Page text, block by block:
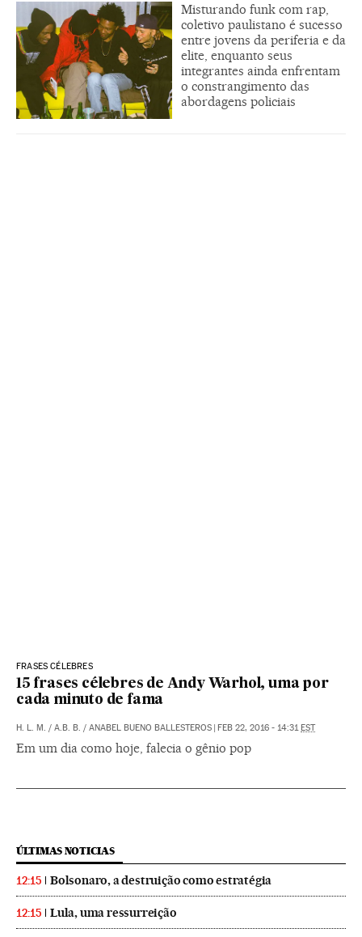
Misturando funk com rap,
coletivo paulistano é sucesso
entre jovens da periferia e da
elite, enquanto seus
integrantes ainda enfrentam
o constrangimento das
abordagens policiais
FRASES CÉLEBRES
15 frases célebres de Andy Warhol, uma por
cada minuto de fama
H. L. M. / A.B. B. / ANABEL BUENO BALLESTEROS FEB 22, 2016 - 14:31 EST
Em um dia como hoje, falecia o gênio pop
ÚLTIMAS NOTICIAS
12:15 Bolsonaro, a destruição como estratégia
12:15 Lula, uma ressurreição